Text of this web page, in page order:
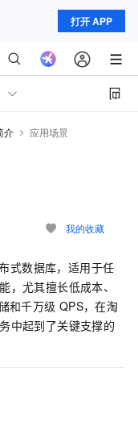
打开 APP
介 应用场景
我的收藏
式数据库，适用于任
，尤其擅长低成本、
和千万级 QPS，在淘
中起到了关键支撑的